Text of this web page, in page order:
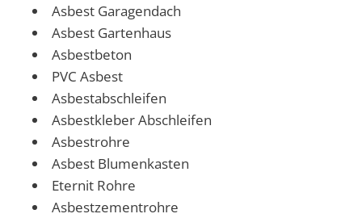
Asbest Garagendach
Asbest Gartenhaus
Asbestbeton
PVC Asbest
Asbestabschleifen
Asbestkleber Abschleifen
Asbestrohre
Asbest Blumenkasten
Eternit Rohre
Asbestzementrohre